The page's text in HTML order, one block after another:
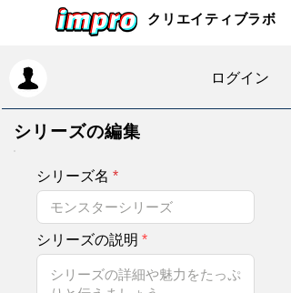
クリエイティブラボ
ログイン
シリーズの編集
シリーズ名
シリーズの説明